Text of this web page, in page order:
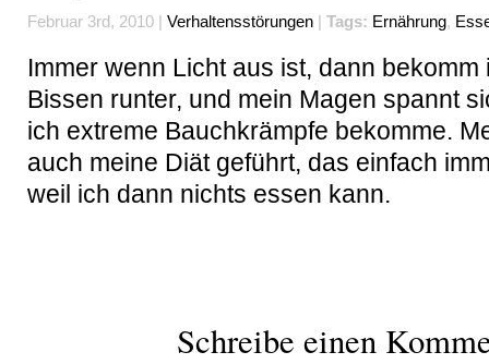
Februar 3rd, 2010 | Verhaltensstörungen | Tags: Ernährung,
Immer wenn Licht aus ist, dann bekomm
Bissen runter, und mein Magen spannt
ich extreme Bauchkrämpfe bekomme.
auch meine Diät geführt, das einfach
weil ich dann nichts essen kann.
Schreibe einen